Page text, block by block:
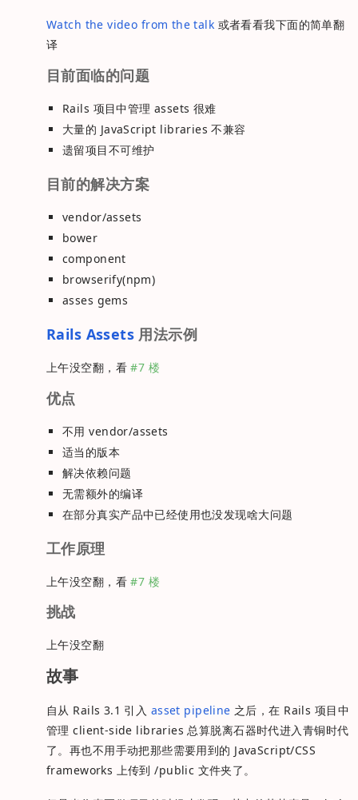
Watch the video from the talk 或者看看我下面的简单翻
译
目前面临的问题
Rails 项目中管理 assets 很难
大量的 JavaScript libraries 不兼容
遗留项目不可维护
目前的解决方案
vendor/assets
bower
component
browserify(npm)
asses gems
Rails Assets 用法示例
上午没空翻，看#7 楼
优点
不用 vendor/assets
适当的版本
解决依赖问题
无需额外的编译
在部分真实产品中已经使用也没发现啥大问题
工作原理
上午没空翻，看#7 楼
挑战
上午没空翻
故事
自从 Rails 3.1 引入 asset pipeline 之后，在 Rails 项目中
管理 client-side libraries 总算脱离石器时代进入青铜时代
了。再也不用手动把那些需要用到的 JavaScript/CSS
frameworks 上传到 /public 文件夹了。